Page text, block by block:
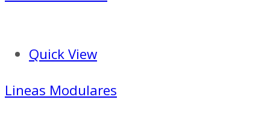
Quick View
Lineas Modulares